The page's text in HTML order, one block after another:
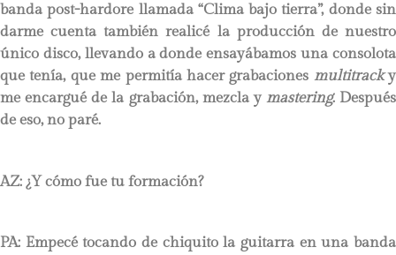
banda post-hardore llamada “Clima bajo tierra”, donde sin
darme cuenta también realicé la producción de nuestro
único disco, llevando a donde ensayábamos una consolota
que tenía, que me permitía hacer grabaciones multitracky
me encargué de la grabación, mezcla y mastering. Después
de eso, no paré.
AZ: ¿Y cómo fue tu formación?
PA: Empecé tocando de chiquito la guitarra en una banda